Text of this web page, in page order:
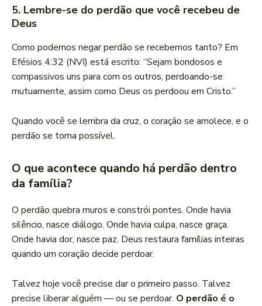
5. Lembre-se do perdão que você recebeu de
Deus
Como podemos negar perdão se recebemos tanto? Em
Efésios 4:32 (NVI) está escrito: “Sejam bondosos e
compassivos uns para com os outros, perdoando-se
mutuamente, assim como Deus os perdoou em Cristo.”
Quando você se lembra da cruz, o coração se amolece, e o
perdão se torna possível.
O que acontece quando há perdão dentro
da família?
O perdão quebra muros e constrói pontes. Onde havia
silêncio, nasce diálogo. Onde havia culpa, nasce graça.
Onde havia dor, nasce paz. Deus restaura famílias inteiras
quando um coração decide perdoar.
Talvez hoje você precise dar o primeiro passo. Talvez
precise liberar alguém — ou se perdoar. O perdão é o